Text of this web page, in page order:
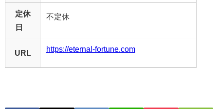
定休
日
不定休
URL https://eternal-fortune.com